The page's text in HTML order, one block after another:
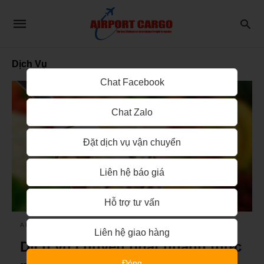
Dịch Vụ
AIRPORT CARGO
Dịch vụ chuyển phát nhanh thực
Chat Facebook
Chat Zalo
Đặt dịch vụ vận chuyển
Liên hệ báo giá
Hỗ trợ tư vấn
Liên hệ giao hàng